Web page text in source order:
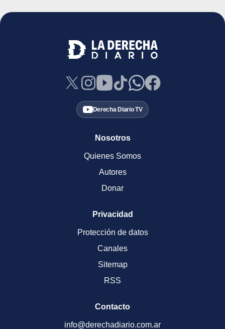
Derecha Diario TV
Nosotros
Quienes Somos
Autores
Donar
Privacidad
Protección de datos
Canales
Sitemap
RSS
Contacto
info@derechadiario.com.ar